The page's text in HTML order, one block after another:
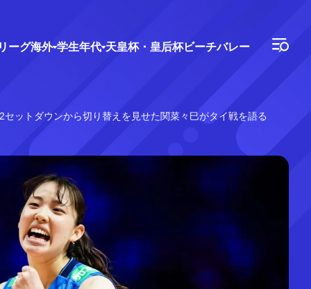
ーグ海外 学生年代 天皇杯・皇后杯ビーチバレー
ットダウンから切り替えを見せた関菜々巳がタイ戦を語る